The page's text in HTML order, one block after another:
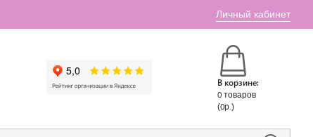
Личный кабинет
В корзине:
0 товаров
(0р.)